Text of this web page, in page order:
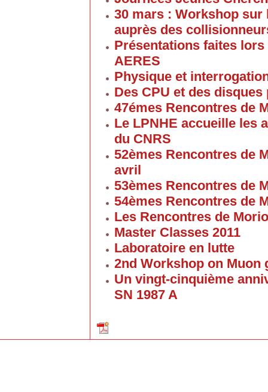
30 mars : Workshop
auprès des
Présentations faites
AERES
Physique et
Des CPU et des
47émes Rencontres de
Le LPNHE accueille les
du CNRS
52èmes Rencontres de
avril
53èmes Rencontres de
54èmes Rencontres de
Les Rencontres de
Master Classes 2011
Laboratoire en lutte
2nd Workshop on Muon
Un vingt-cinquième
SN 1987 A